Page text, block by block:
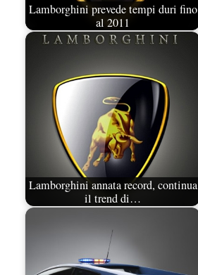
Lamborghini prevede tempi duri fino
al 2011
Lamborghini annata record, continua
il trend di…